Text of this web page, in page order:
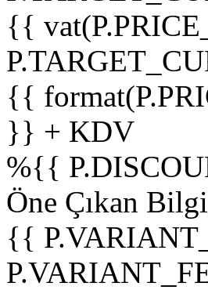
{{
{{
}} + KDV
%{{
Öne Çıkan
{{